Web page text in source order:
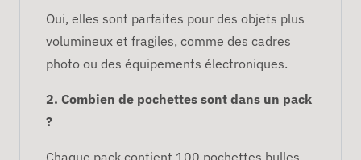
Oui, elles sont parfaites pour des objets plus
volumineux et fragiles, comme des cadres
photo ou des équipements électroniques.
2. Combien de pochettes sont dans un pack
?
Chaque pack contient 100 pochettes bulles